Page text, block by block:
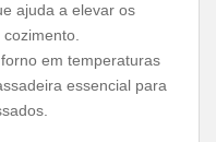
ajuda a elevar os
em temperaturas
essencial para